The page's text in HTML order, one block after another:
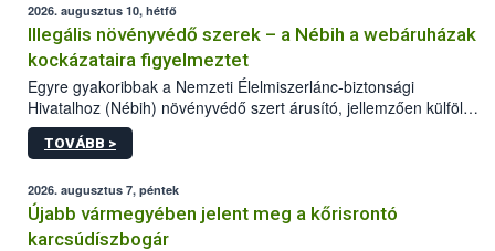
2026. augusztus 10, hétfő
Illegális növényvédő szerek – a Nébih a webáruházak
kockázataira figyelmeztet
Egyre gyakoribbak a Nemzeti Élelmiszerlánc-biztonsági
Hivatalhoz (Nébih) növényvédő szert árusító, jellemzően külföldi
honlapok kapcsán érkező bejelentések. Emellett az ilyen
termékeket kínáló kéretlen online reklámok mennyisége is
összegyűjtötte az illegális növényvédő szerek kapcsán
előforduló árulkodó jeleket, valamint a webáruházakból való
vásárlás kockázatait.
TOVÁBB >
2026. augusztus 7, péntek
Újabb vármegyében jelent meg a kőrisrontó
karcsúdíszbogár